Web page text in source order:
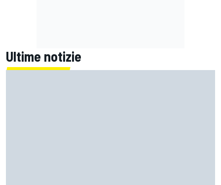
Ultime notizie